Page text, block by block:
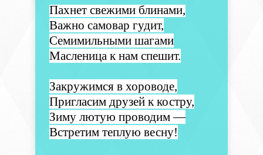
Пахнет свежими блинами,
Важно самовар гудит,
Семимильными шагами
Масленица к нам спешит.
Закружимся в хороводе,
Пригласим друзей к костру,
Зиму лютую проводим —
Встретим теплую весну!